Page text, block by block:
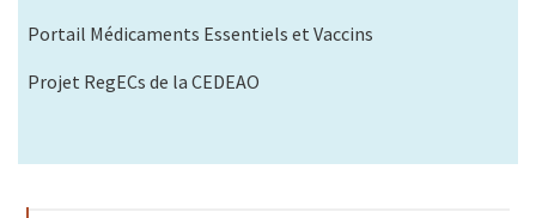
Portail Médicaments Essentiels et Vaccins
Projet RegECs de la CEDEAO